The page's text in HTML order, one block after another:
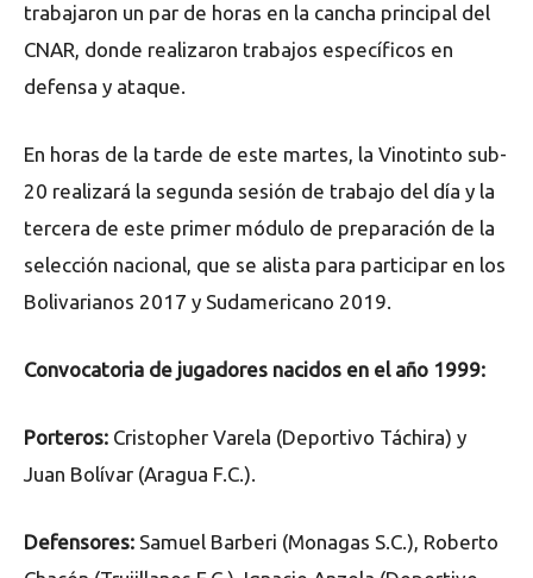
trabajaron un par de horas en la cancha principal del
CNAR, donde realizaron trabajos específicos en
defensa y ataque.
En horas de la tarde de este martes, la Vinotinto sub-
20 realizará la segunda sesión de trabajo del día y la
tercera de este primer módulo de preparación de la
selección nacional, que se alista para participar en los
Bolivarianos 2017 y Sudamericano 2019.
Convocatoria de jugadores nacidos en el año 1999:
Porteros: Cristopher Varela (Deportivo Táchira) y
Juan Bolívar (Aragua F.C.).
Defensores: Samuel Barberi (Monagas S.C.), Roberto